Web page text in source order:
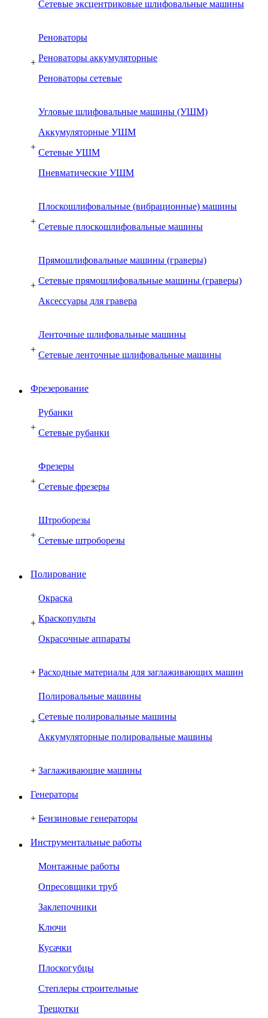
Сетевые эксцентриковые шлифовальные машины
+
Реноваторы
Реноваторы аккумуляторные
Реноваторы сетевые
+
Угловые шлифовальные машины (УШМ)
Аккумуляторные УШМ
Сетевые УШМ
Пневматические УШМ
+
Плоскошлифовальные (вибрационные) машины
Сетевые плоскошлифовальные машины
+
Прямошлифовальные машины (граверы)
Сетевые прямошлифовальные машины (граверы)
Аксессуары для гравера
+
Ленточные шлифовальные машины
Сетевые ленточные шлифовальные машины
Фрезерование
+
Рубанки
Сетевые рубанки
+
Фрезеры
Сетевые фрезеры
+
Штроборезы
Сетевые штроборезы
Полирование
+
Окраска
Краскопульты
Окрасочные аппараты
+ Расходные материалы для заглаживающих машин
+
Полировальные машины
Сетевые полировальные машины
Аккумуляторные полировальные машины
+ Заглаживающие машины
Генераторы
+ Бензиновые генераторы
Инструментальные работы
Монтажные работы
Опресовщики труб
Заклепочники
Ключи
Кусачки
Плоскогубцы
Степлеры строительные
Трещотки